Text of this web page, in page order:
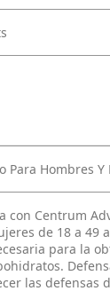
Hombres Y
con Centrum
de 18 a 49
para la
las defensas